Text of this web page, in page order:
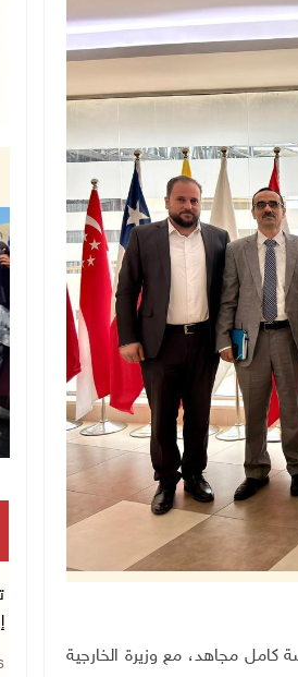
كامل مجاهد، مع وزيرة الخارجية
تكريم متفوقين